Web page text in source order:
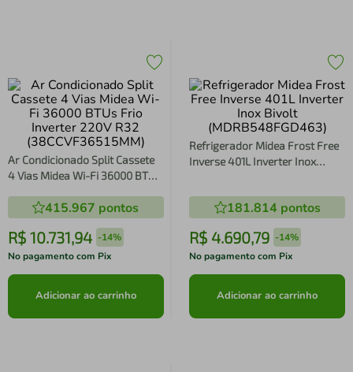
Ar Condicionado Split Cassete
4 Vias Midea Wi-Fi 36000 BTUs
(38CCVF36515MM)
415.967 pontos
R$ 10.731,94 -14%
No pagamento com Pix
Adicionar ao carrinho
Refrigerador Midea Frost Free
Inverse 401L Inverter Inox
181.814 pontos
R$ 4.690,79 -14%
No pagamento com Pix
Adicionar ao carrinho